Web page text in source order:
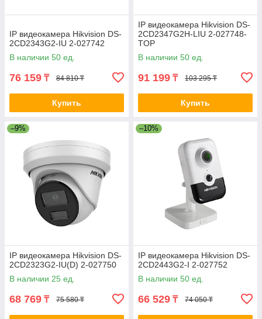
IP видеокамера Hikvision DS-
2CD2343G2-IU 2-027742
В наличии 50 ед.
76 159 ₸ 84 810 ₸
Купить
IP видеокамера Hikvision DS-
2CD2347G2H-LIU 2-027748-
TOP
В наличии 50 ед.
91 199 ₸ 103 295 ₸
Купить
–9%
IP видеокамера Hikvision DS-
2CD2323G2-IU(D) 2-027750
В наличии 25 ед.
68 769 ₸ 75 580 ₸
–10%
IP видеокамера Hikvision DS-
2CD2443G2-I 2-027752
В наличии 50 ед.
66 529 ₸ 74 050 ₸